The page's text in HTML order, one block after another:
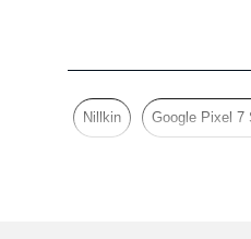
Egenskaper
Färg
Material
Nillkin Google Pixel 7